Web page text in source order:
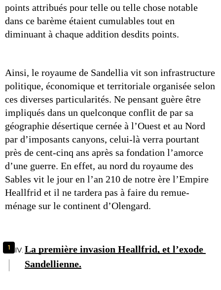
points attribués pour telle ou telle chose notable
dans ce barème étaient cumulables tout en
diminuant à chaque addition desdits points.
Ainsi, le royaume de Sandellia vit son infrastructure
politique, économique et territoriale organisée selon
ces diverses particularités. Ne pensant guère être
impliqués dans un quelconque conflit de par sa
géographie désertique cernée à l’Ouest et au Nord
par d’imposants canyons, celui-là verra pourtant
près de cent-cinq ans après sa fondation l’amorce
d’une guerre. En effet, au nord du royaume des
Sables vit le jour en l’an 210 de notre ère l’Empire
Heallfrid et il ne tardera pas à faire du remue-
ménage sur le continent d’Olengard.
La première invasion Heallfrid, et l’exode
Sandellienne.